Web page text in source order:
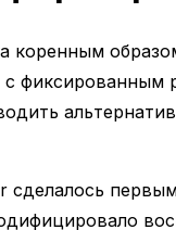
коренным
с
сделалось